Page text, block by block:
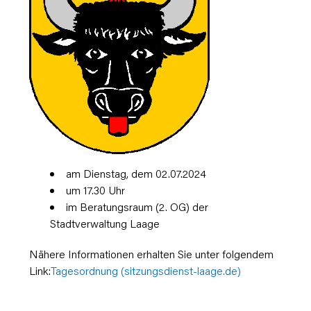
am Dienstag, dem 02.07.2024
um 17.30 Uhr
im Beratungsraum (2. OG) der
Stadtverwaltung Laage
Nähere Informationen erhalten Sie unter folgendem
Link:Tagesordnung (sitzungsdienst-laage.de)